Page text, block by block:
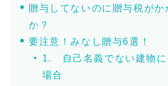
贈与してないのに贈与税がか
か？
要注意！みなし贈与6選！
1. 自己名義でない建物に
場合